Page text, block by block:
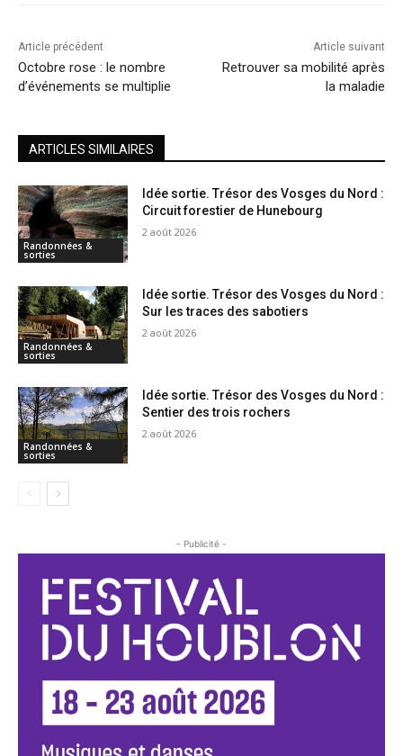
Article précédent
Octobre rose : le nombre
d’événements se multiplie
Article suivant
Retrouver sa mobilité après
la maladie
ARTICLES SIMILAIRES
Randonnées &
sorties
Idée sortie. Trésor des Vosges du Nord :
Circuit forestier de Hunebourg
2 août 2026
Randonnées &
sorties
Idée sortie. Trésor des Vosges du Nord :
Sur les traces des sabotiers
2 août 2026
Randonnées &
sorties
Idée sortie. Trésor des Vosges du Nord :
Sentier des trois rochers
2 août 2026
- Publicité -